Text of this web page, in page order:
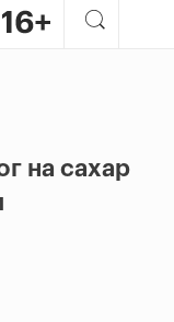
на сахар